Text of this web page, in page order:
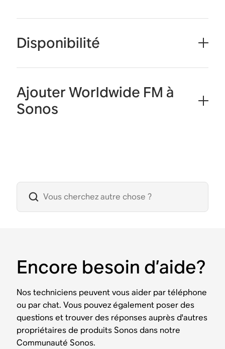
Disponibilité
Ajouter Worldwide FM à
Sonos
Encore besoin d’aide?
Nos techniciens peuvent vous aider par téléphone
ou par chat. Vous pouvez également poser des
questions et trouver des réponses auprès d'autres
propriétaires de produits Sonos dans notre
Communauté Sonos.